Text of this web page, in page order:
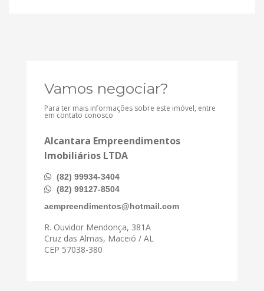
Vamos negociar?
Para ter mais informações sobre este imóvel, entre
em contato conosco
Alcantara Empreendimentos
Imobiliários LTDA
(82) 99934-3404
(82) 99127-8504
aempreendimentos@hotmail.com
R. Ouvidor Mendonça, 381A
Cruz das Almas, Maceió / AL
CEP 57038-380